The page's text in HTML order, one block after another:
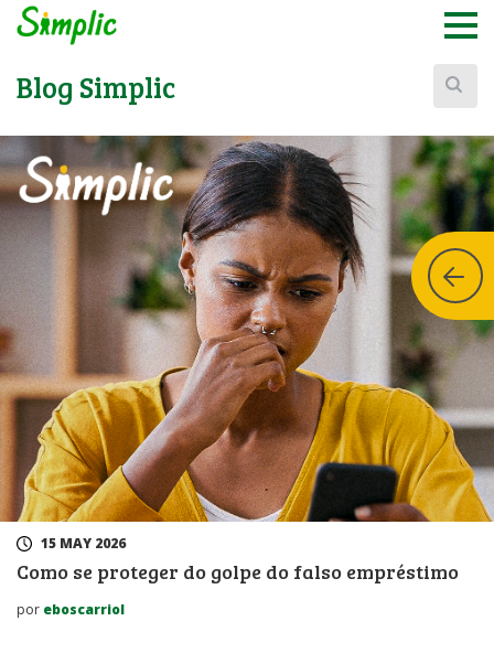
Blog Simplic
15 MAY 2026
Como se proteger do golpe do falso empréstimo
por eboscarriol
Buscar: